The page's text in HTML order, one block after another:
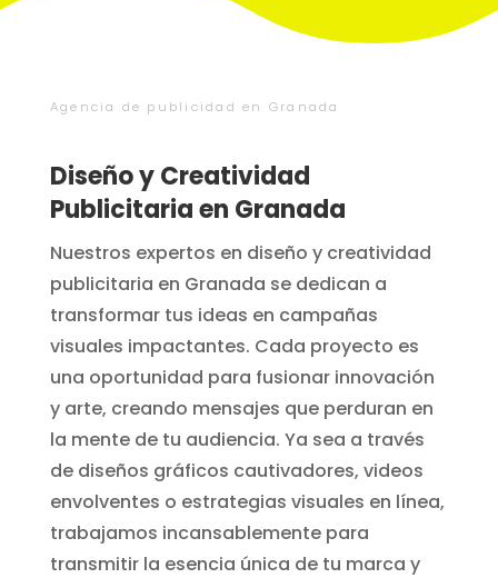
Agencia de publicidad en Granada
Diseño y Creatividad
Publicitaria en Granada
Nuestros expertos en diseño y creatividad
publicitaria en Granada se dedican a
transformar tus ideas en campañas
visuales impactantes. Cada proyecto es
una oportunidad para fusionar innovación
y arte, creando mensajes que perduran en
la mente de tu audiencia. Ya sea a través
de diseños gráficos cautivadores, videos
envolventes o estrategias visuales en línea,
trabajamos incansablemente para
transmitir la esencia única de tu marca y